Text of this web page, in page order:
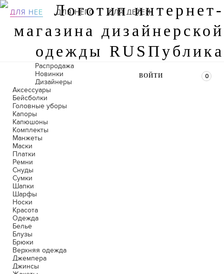
ДЛЯ НЕЕ ДЛЯ НЕГО ДЛЯ ДЕТЕЙ
0
ВОЙТИ
Распродажа
Новинки
Дизайнеры
Аксессуары
Бейсболки
Головные уборы
Капоры
Капюшоны
Комплекты
Манжеты
Маски
Платки
Ремни
Снуды
Сумки
Шапки
Шарфы
Носки
Красота
Одежда
Белье
Блузы
Брюки
Верхняя одежда
Джемпера
Джинсы